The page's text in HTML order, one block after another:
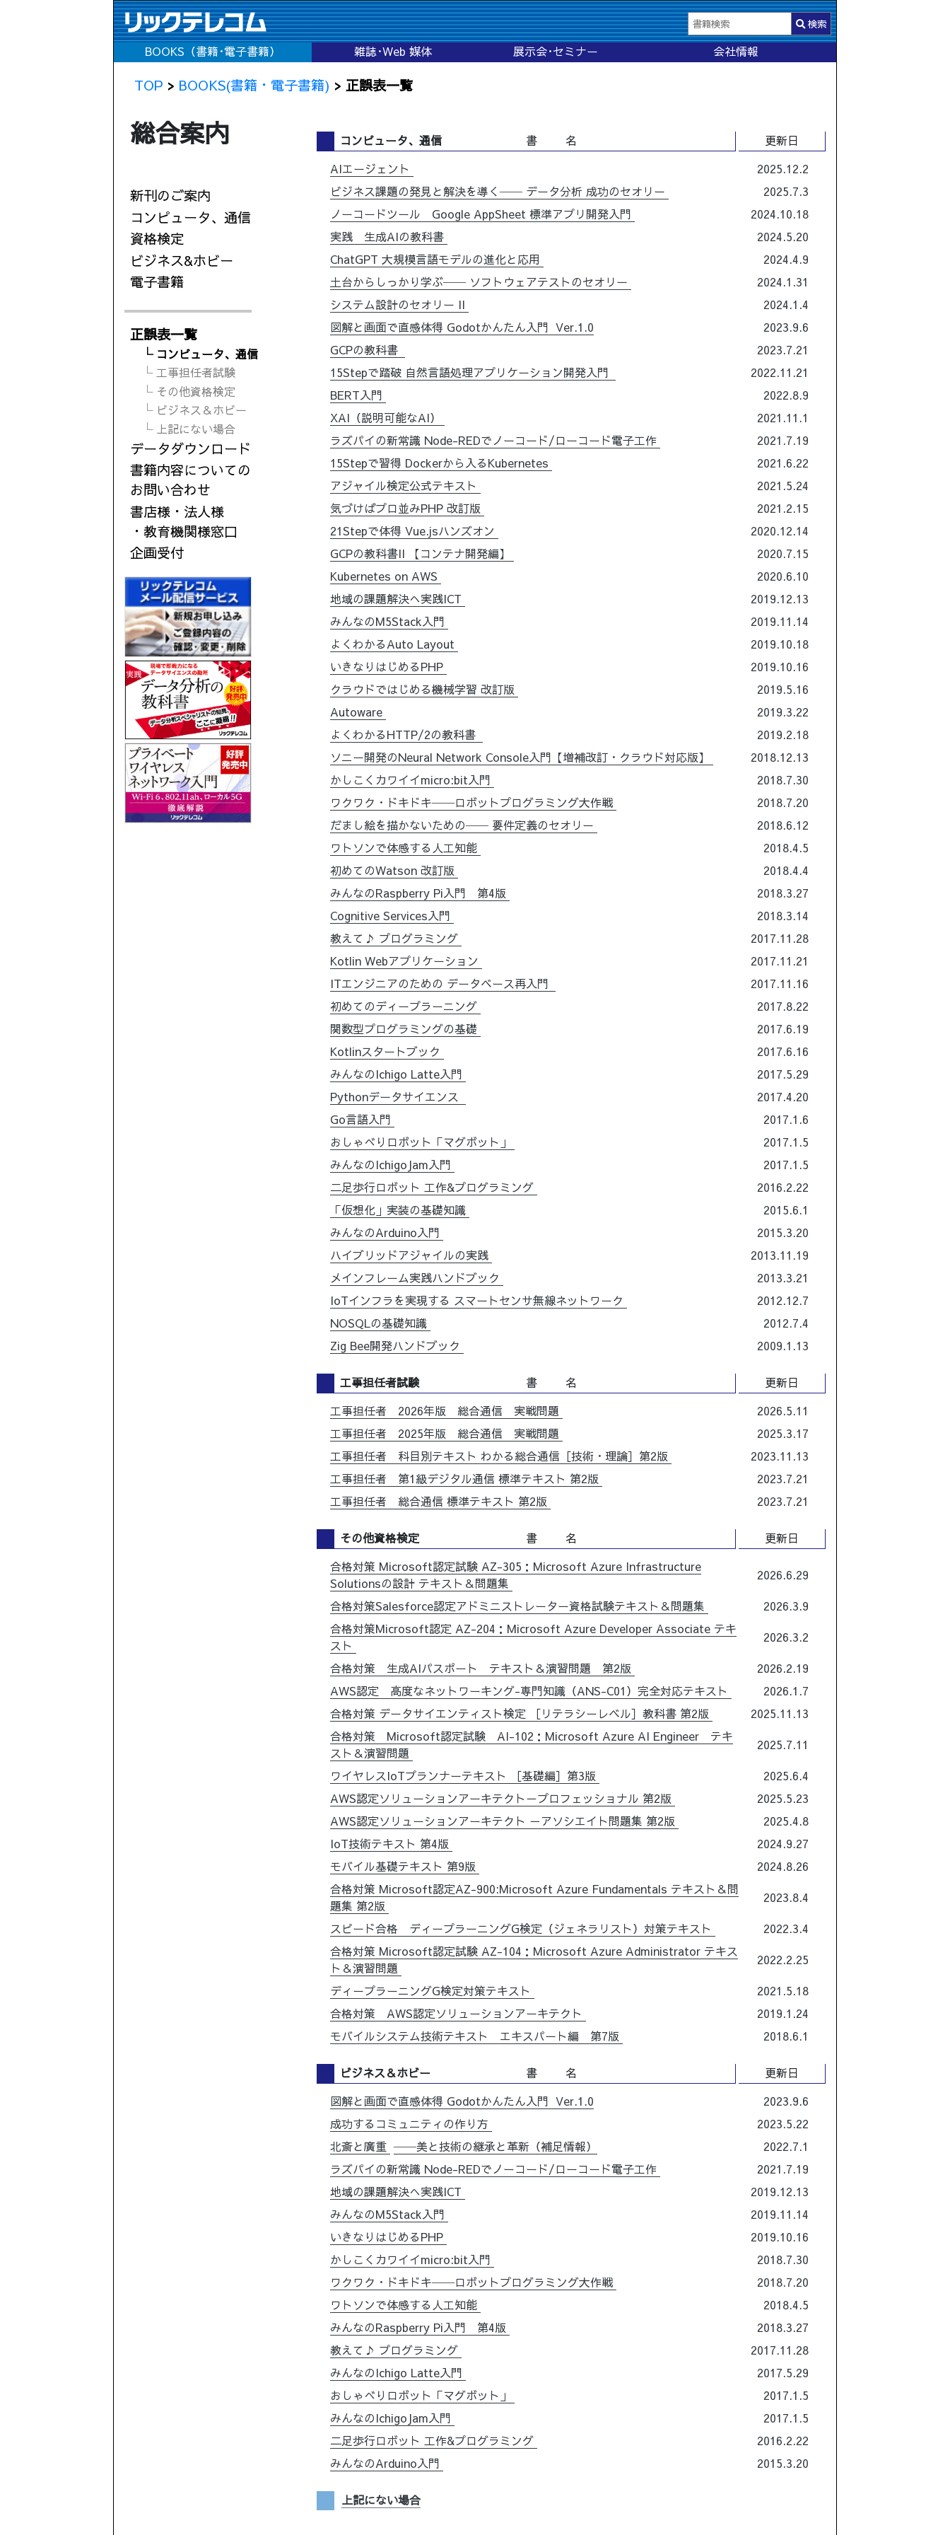
検索
BOOKS（書籍･電子書籍） 雑誌･Web 媒体 展示会･セミナー 会社情報
TOP > BOOKS(書籍・電子書籍) > 正誤表一覧
総合案内
新刊のご案内
コンピュータ、通信
資格検定
ビジネス&ホビー
電子書籍
正誤表一覧
└ コンピュータ、通信
└ 工事担任者試験
└ その他資格検定
└ ビジネス＆ホビー
└ 上記にない場合
データダウンロード
書籍内容についての
お問い合わせ
書店様・法人様
・教育機関様窓口
企画受付
コンピュータ、通信 書 名
更新日
AIエージェント
2025.12.2
ビジネス課題の発見と解決を導く── データ分析 成功のセオリー
2025.7.3
ノーコードツール Google AppSheet 標準アプリ開発入門
2024.10.18
実践 生成AIの教科書
2024.5.20
ChatGPT 大規模言語モデルの進化と応用
2024.4.9
土台からしっかり学ぶ── ソフトウェアテストのセオリー
2024.1.31
システム設計のセオリー II
2024.1.4
図解と画面で直感体得 Godotかんたん入門 Ver.1.0
2023.9.6
GCPの教科書
2023.7.21
15Stepで踏破 自然言語処理アプリケーション開発入門
2022.11.21
BERT入門
2022.8.9
XAI（説明可能なAI）
2021.11.1
ラズパイの新常識 Node-REDでノーコード/ローコード電子工作
2021.7.19
15Stepで習得 Dockerから入るKubernetes
2021.6.22
アジャイル検定公式テキスト
2021.5.24
気づけばプロ並みPHP 改訂版
2021.2.15
21Stepで体得 Vue.jsハンズオン
2020.12.14
GCPの教科書II 【コンテナ開発編】
2020.7.15
Kubernetes on AWS
2020.6.10
地域の課題解決へ実践ICT
2019.12.13
みんなのM5Stack入門
2019.11.14
よくわかるAuto Layout
2019.10.18
いきなりはじめるPHP
2019.10.16
クラウドではじめる機械学習 改訂版
2019.5.16
Autoware
2019.3.22
よくわかるHTTP/2の教科書
2019.2.18
ソニー開発のNeural Network Console入門【増補改訂・クラウド対応版】
2018.12.13
かしこくカワイイmicro:bit入門
2018.7.30
ワクワク・ドキドキ──ロボットプログラミング大作戦
2018.7.20
だまし絵を描かないための── 要件定義のセオリー
2018.6.12
ワトソンで体感する人工知能
2018.4.5
初めてのWatson 改訂版
2018.4.4
みんなのRaspberry Pi入門 第4版
2018.3.27
Cognitive Services入門
2018.3.14
教えて♪ プログラミング
2017.11.28
Kotlin Webアプリケーション
2017.11.21
ITエンジニアのための データベース再入門
2017.11.16
初めてのディープラーニング
2017.8.22
関数型プログラミングの基礎
2017.6.19
Kotlinスタートブック
2017.6.16
みんなのIchigo Latte入門
2017.5.29
Pythonデータサイエンス
2017.4.20
Go言語入門
2017.1.6
おしゃべりロボット「マグボット」
2017.1.5
みんなのIchigoJam入門
2017.1.5
二足歩行ロボット 工作&プログラミング
2016.2.22
「仮想化」実装の基礎知識
2015.6.1
みんなのArduino入門
2015.3.20
ハイブリッドアジャイルの実践
2013.11.19
メインフレーム実践ハンドブック
2013.3.21
IoTインフラを実現する スマートセンサ無線ネットワーク
2012.12.7
NOSQLの基礎知識
2012.7.4
Zig Bee開発ハンドブック
2009.1.13
工事担任者試験 書 名
更新日
工事担任者 2026年版 総合通信 実戦問題
2026.5.11
工事担任者 2025年版 総合通信 実戦問題
2025.3.17
工事担任者 科目別テキスト わかる総合通信［技術・理論］第2版
2023.11.13
工事担任者 第1級デジタル通信 標準テキスト 第2版
2023.7.21
工事担任者 総合通信 標準テキスト 第2版
2023.7.21
その他資格検定 書 名
更新日
合格対策 Microsoft認定試験 AZ-305：Microsoft Azure Infrastructure
Solutionsの設計 テキスト＆問題集
2026.6.29
合格対策Salesforce認定アドミニストレーター資格試験テキスト＆問題集
2026.3.9
合格対策Microsoft認定 AZ-204：Microsoft Azure Developer Associate テキ
スト
2026.3.2
合格対策 生成AIパスポート テキスト＆演習問題 第2版
2026.2.19
AWS認定 高度なネットワーキング-専門知識（ANS-C01）完全対応テキスト
2026.1.7
合格対策 データサイエンティスト検定 ［リテラシーレベル］教科書 第2版
2025.11.13
合格対策 Microsoft認定試験 AI-102：Microsoft Azure AI Engineer テキ
スト＆演習問題
2025.7.11
ワイヤレスIoTプランナーテキスト ［基礎編］第3版
2025.6.4
AWS認定ソリューションアーキテクト－プロフェッショナル 第2版
2025.5.23
AWS認定ソリューションアーキテクト －アソシエイト問題集 第2版
2025.4.8
IoT技術テキスト 第4版
2024.9.27
モバイル基礎テキスト 第9版
2024.8.26
合格対策 Microsoft認定AZ-900:Microsoft Azure Fundamentals テキスト＆問
題集 第2版
2023.8.4
スピード合格 ディープラーニングG検定（ジェネラリスト）対策テキスト
2022.3.4
合格対策 Microsoft認定試験 AZ-104：Microsoft Azure Administrator テキス
ト＆演習問題
2022.2.25
ディープラーニングG検定対策テキスト
2021.5.18
合格対策 AWS認定ソリューションアーキテクト
2019.1.24
モバイルシステム技術テキスト エキスパート編 第7版
2018.6.1
ビジネス＆ホビー 書 名
更新日
図解と画面で直感体得 Godotかんたん入門 Ver.1.0
2023.9.6
成功するコミュニティの作り方
2023.5.22
北斎と廣重 ──美と技術の継承と革新（補足情報）
2022.7.1
ラズパイの新常識 Node-REDでノーコード/ローコード電子工作
2021.7.19
地域の課題解決へ実践ICT
2019.12.13
みんなのM5Stack入門
2019.11.14
いきなりはじめるPHP
2019.10.16
かしこくカワイイmicro:bit入門
2018.7.30
ワクワク・ドキドキ──ロボットプログラミング大作戦
2018.7.20
ワトソンで体感する人工知能
2018.4.5
みんなのRaspberry Pi入門 第4版
2018.3.27
教えて♪ プログラミング
2017.11.28
みんなのIchigo Latte入門
2017.5.29
おしゃべりロボット「マグボット」
2017.1.5
みんなのIchigoJam入門
2017.1.5
二足歩行ロボット 工作&プログラミング
2016.2.22
みんなのArduino入門
2015.3.20
上記にない場合